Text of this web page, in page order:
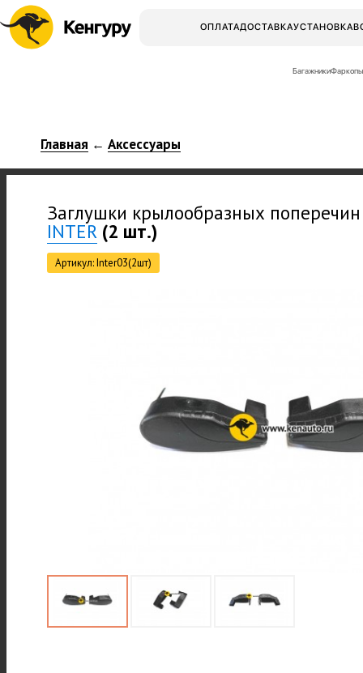
ОПЛАТАДОСТАВКАУСТАНОВКА
БагажникиФаркопы
Главная ← Аксессуары
Заглушки крылообразных
INTER (2 шт.)
Артикул: Inter03(2шт)